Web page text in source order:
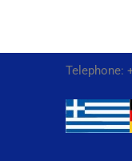
Telephone: